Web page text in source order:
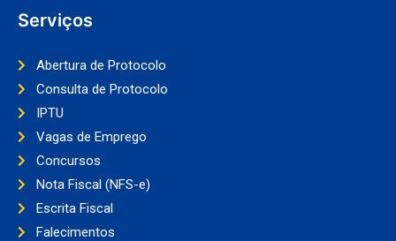
Serviços
Abertura de Protocolo
Consulta de Protocolo
IPTU
Vagas de Emprego
Concursos
Nota Fiscal (NFS-e)
Escrita Fiscal
Falecimentos